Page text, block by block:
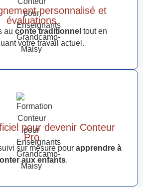
personnalisé et
évaluations
au conte traditionnel tout en
votre travail actuel.
pour devenir Conteur
Pro
sur mesure pour apprendre à
aux enfants.